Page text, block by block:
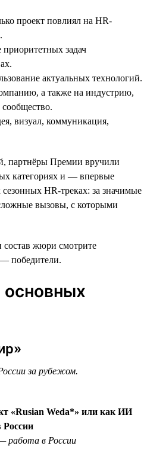
проект повлиял на HR-
задач
актуальных технологий.
а также на индустрию,
визуал, коммуникация,
партнёры Премии вручили
категориях и — впервые
HR-треках: за значимые
вызовы, с которыми
жюри смотрите
победители.
основных
за рубежом.
«Rusian Weda*» или как ИИ
России
работа в России